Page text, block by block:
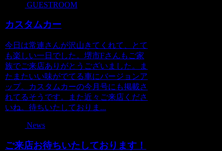
GUESTROOM
カスタムカー
今日は常連さんが沢山きてくれて、とて
も楽しい一日でした。堺市Fさんもご家
族でご来店ありがとうございました。ま
たまたいい味がでてる車にバージョンア
ップ。カスタムカーの今月号にも掲載さ
れてるそうです。また近々ご来店くださ
いね。待ちいたしておりま...
News
ご来店お待ちいたしております！